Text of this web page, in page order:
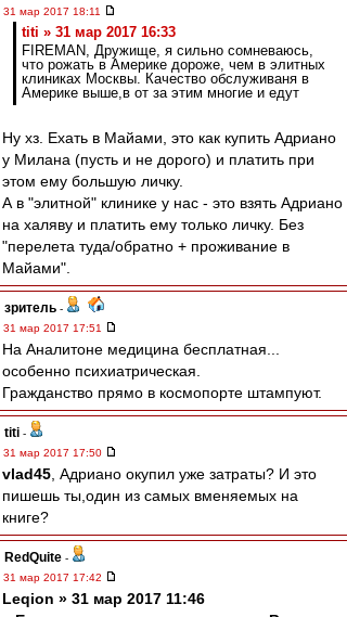
31 мар 2017 18:11
titi » 31 мар 2017 16:33
FIREMAN, Дружище, я сильно сомневаюсь,
что рожать в Америке дороже, чем в элитных
клиниках Москвы. Качество обслуживаня в
Америке выше,в от за этим многие и едут
Ну хз. Ехать в Майами, это как купить Адриано
у Милана (пусть и не дорого) и платить при
этом ему большую личку.
А в "элитной" клинике у нас - это взять Адриано
на халяву и платить ему только личку. Без
"перелета туда/обратно + проживание в
Майами".
зpитель -
31 мар 2017 17:51
На Аналитоне медицина бесплатная...
особенно психиатрическая.
Гражданство прямо в космопорте штампуют.
titi -
31 мар 2017 17:50
vlad45 , Адриано окупил уже затраты? И это
пишешь ты,один из самых вменяемых на
книге?
RedQuite -
31 мар 2017 17:42
Leqion » 31 мар 2017 11:46